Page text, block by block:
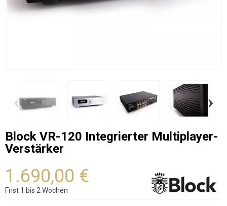
‹ ›
Block VR-120 Integrierter Multiplayer-
Verstärker
1.690,00 €
Frist 1 bis 2 Wochen